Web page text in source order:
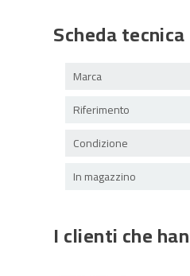
Scheda tecnica
Marca
Riferimento
Condizione
In magazzino
I clienti che